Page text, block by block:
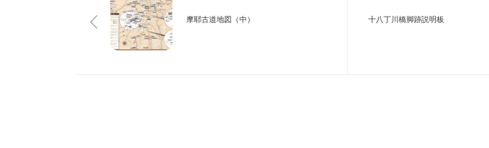
摩耶古道地図（中） 十八丁川橋脚跡説明板